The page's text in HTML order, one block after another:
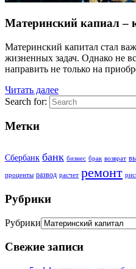
Материнский капиал –
Материнский капитал стал
жизненных задач. Однако не
направить не только на
Читать далее
Search for:
Метки
Сбербанк банк бизнес брак возврат
проценты развод расчет ремонт
Рубрики
Рубрики
Свежие записи